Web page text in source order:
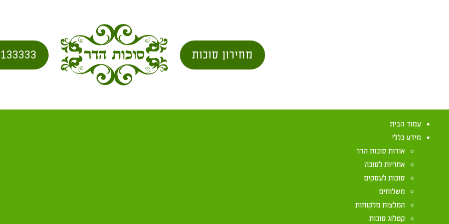
מחירון סוכות
עמוד הבית
מידע כללי
אודות סוכות הדר
אחריות לסוכה
סוכות לעסקים
משלוחים
המלצות מלקוחות
קטלוג סוכותמהו הגובה המקסימלי של סוכה